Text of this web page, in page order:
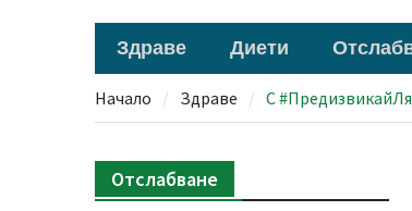
Здраве Диети
Начало Здраве С
Отслабване